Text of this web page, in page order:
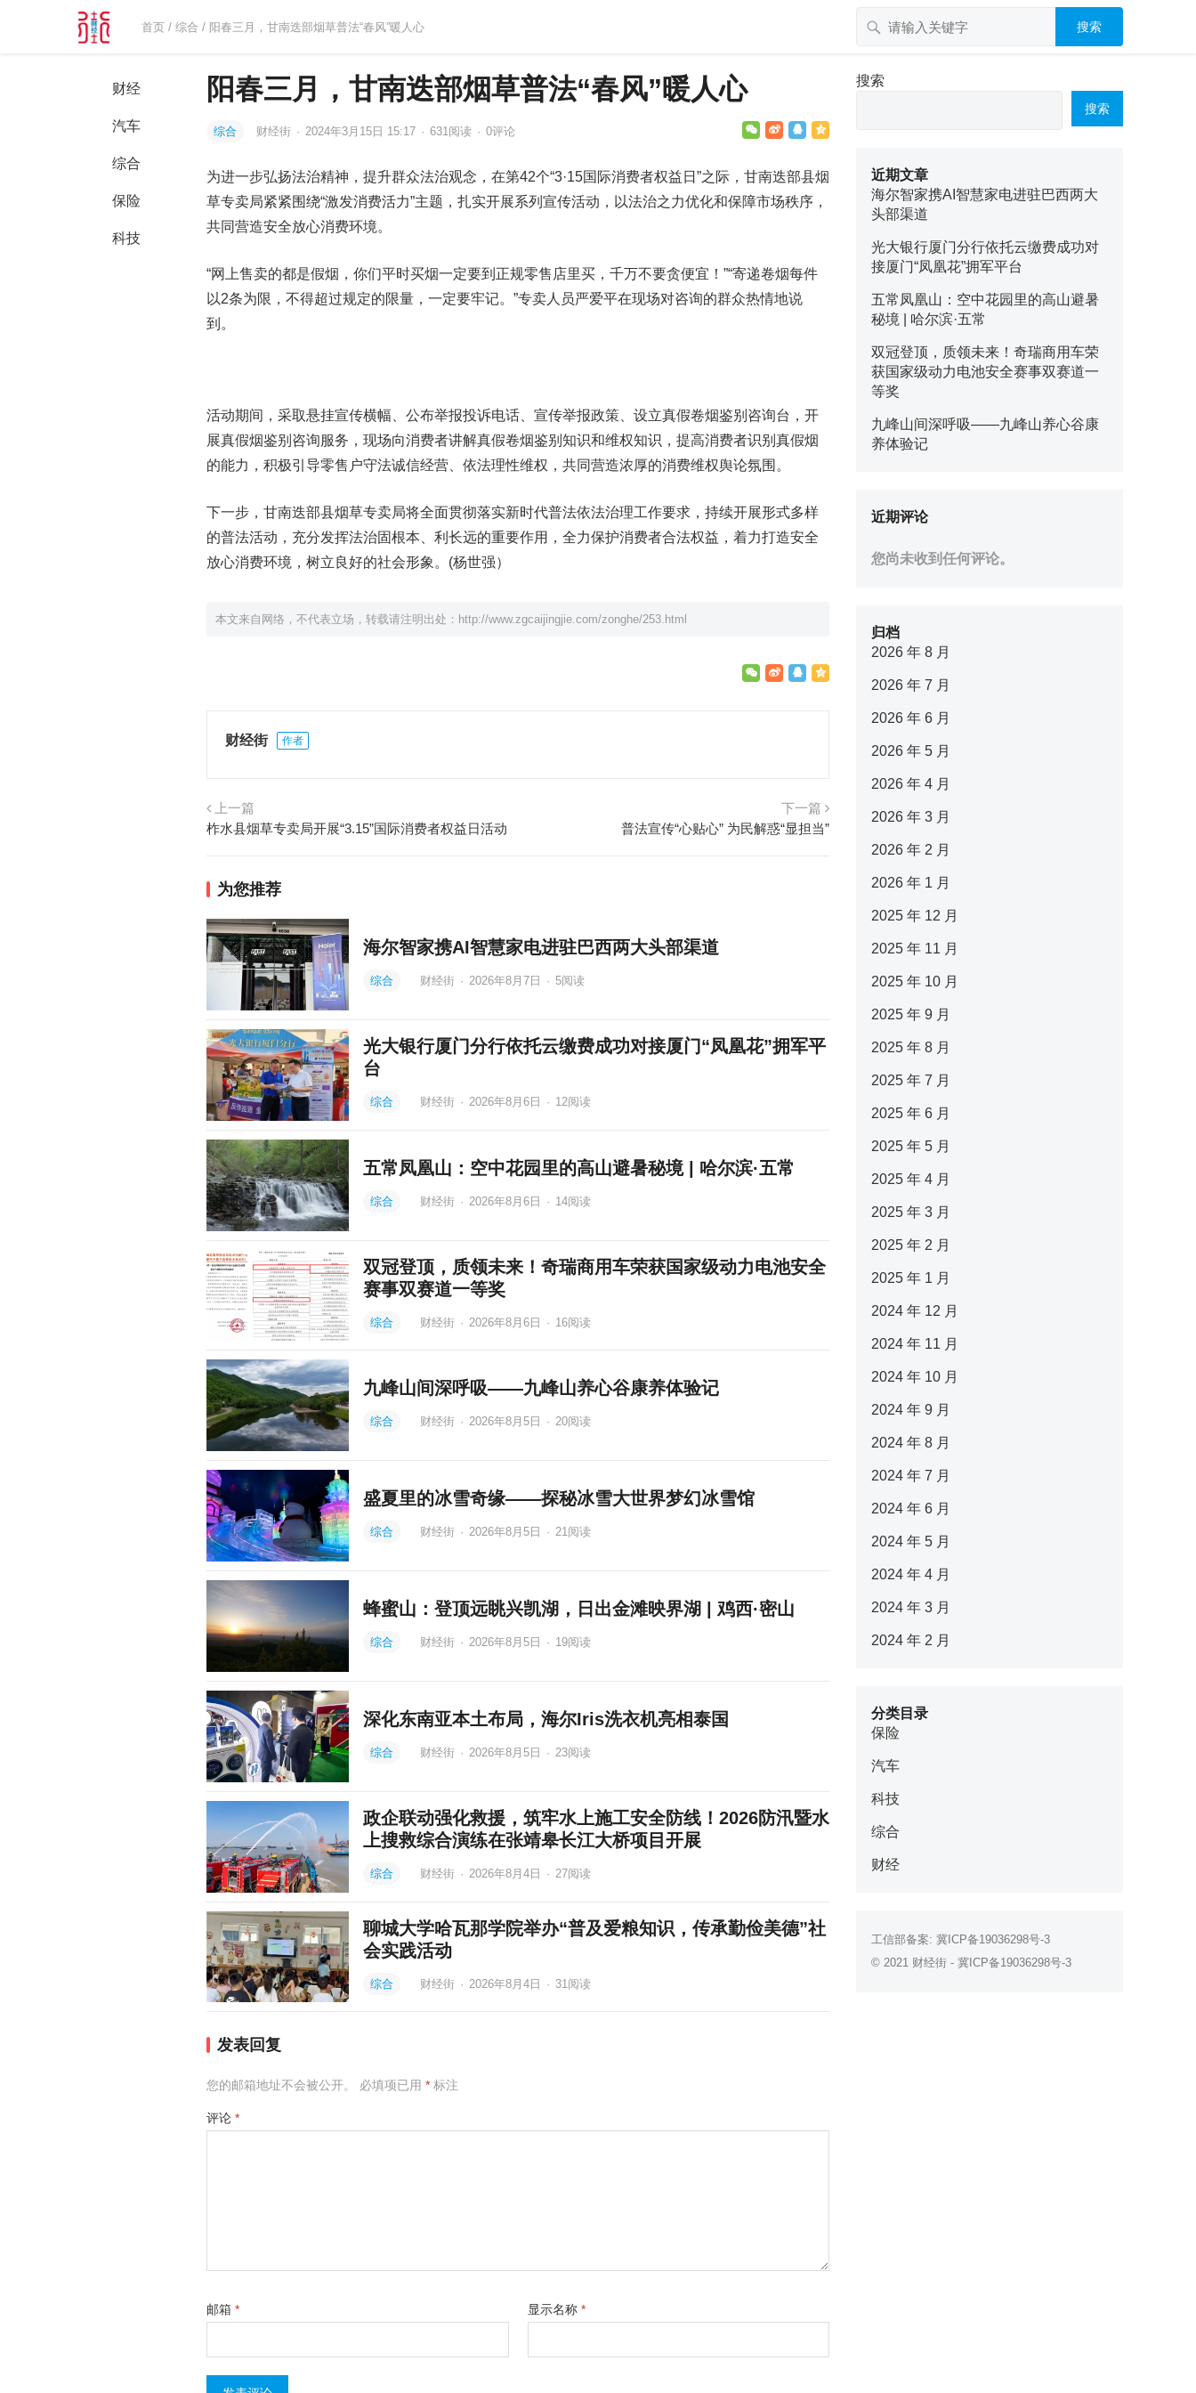
首页 /综合 / 阳春三月，甘南迭部烟草普法“春风”暖人心 搜索
财经
汽车
综合
保险
科技
阳春三月，甘南迭部烟草普法“春风”暖人心
综合 财经街 · 2024年3月15日 15:17 · 631阅读 · 0评论
为进一步弘扬法治精神，提升群众法治观念，在第42个“3·15国际消费者权益日”之际，甘南迭部县烟
草专卖局紧紧围绕“激发消费活力”主题，扎实开展系列宣传活动，以法治之力优化和保障市场秩序，
共同营造安全放心消费环境。
“网上售卖的都是假烟，你们平时买烟一定要到正规零售店里买，千万不要贪便宜！”“寄递卷烟每件
以2条为限，不得超过规定的限量，一定要牢记。”专卖人员严爱平在现场对咨询的群众热情地说
到。
活动期间，采取悬挂宣传横幅、公布举报投诉电话、宣传举报政策、设立真假卷烟鉴别咨询台，开
展真假烟鉴别咨询服务，现场向消费者讲解真假卷烟鉴别知识和维权知识，提高消费者识别真假烟
的能力，积极引导零售户守法诚信经营、依法理性维权，共同营造浓厚的消费维权舆论氛围。
下一步，甘南迭部县烟草专卖局将全面贯彻落实新时代普法依法治理工作要求，持续开展形式多样
的普法活动，充分发挥法治固根本、利长远的重要作用，全力保护消费者合法权益，着力打造安全
放心消费环境，树立良好的社会形象。(杨世强）
本文来自网络，不代表立场，转载请注明出处： http://www.zgcaijingjie.com/zonghe/253.html
财经街 作者
上一篇
柞水县烟草专卖局开展“3.15”国际消费者权益日活动
下一篇
普法宣传“心贴心” 为民解惑“显担当”
为您推荐
海尔智家携AI智慧家电进驻巴西两大头部渠道
综合 财经街 · 2026年8月7日 · 5阅读
光大银行厦门分行依托云缴费成功对接厦门“凤凰花”拥军平
台
综合 财经街 · 2026年8月6日 · 12阅读
五常凤凰山：空中花园里的高山避暑秘境 | 哈尔滨·五常
综合 财经街 · 2026年8月6日 · 14阅读
双冠登顶，质领未来！奇瑞商用车荣获国家级动力电池安全
赛事双赛道一等奖
综合 财经街 · 2026年8月6日 · 16阅读
九峰山间深呼吸——九峰山养心谷康养体验记
综合 财经街 · 2026年8月5日 · 20阅读
盛夏里的冰雪奇缘——探秘冰雪大世界梦幻冰雪馆
综合 财经街 · 2026年8月5日 · 21阅读
蜂蜜山：登顶远眺兴凯湖，日出金滩映界湖 | 鸡西·密山
综合 财经街 · 2026年8月5日 · 19阅读
深化东南亚本土布局，海尔Iris洗衣机亮相泰国
综合 财经街 · 2026年8月5日 · 23阅读
政企联动强化救援，筑牢水上施工安全防线！2026防汛暨水
上搜救综合演练在张靖皋长江大桥项目开展
综合 财经街 · 2026年8月4日 · 27阅读
聊城大学哈瓦那学院举办“普及爱粮知识，传承勤俭美德”社
会实践活动
综合 财经街 · 2026年8月4日 · 31 阅读
发表回复
您的邮箱地址不会被公开。 必填项已用 * 标注
评论 *
显示名称 *
邮箱 *
搜索
搜索
近期文章
海尔智家携AI智慧家电进驻巴西两大
头部渠道
光大银行厦门分行依托云缴费成功对
接厦门“凤凰花”拥军平台
五常凤凰山：空中花园里的高山避暑
秘境 | 哈尔滨·五常
双冠登顶，质领未来！奇瑞商用车荣
获国家级动力电池安全赛事双赛道一
等奖
九峰山间深呼吸——九峰山养心谷康
养体验记
近期评论
您尚未收到任何评论。
归档
2026 年 8 月
2026 年 7 月
2026 年 6 月
2026 年 5 月
2026 年 4 月
2026 年 3 月
2026 年 2 月
2026 年 1 月
2025 年 12 月
2025 年 11 月
2025 年 10 月
2025 年 9 月
2025 年 8 月
2025 年 7 月
2025 年 6 月
2025 年 5 月
2025 年 4 月
2025 年 3 月
2025 年 2 月
2025 年 1 月
2024 年 12 月
2024 年 11 月
2024 年 10 月
2024 年 9 月
2024 年 8 月
2024 年 7 月
2024 年 6 月
2024 年 5 月
2024 年 4 月
2024 年 3 月
2024 年 2 月
分类目录
保险
汽车
科技
综合
财经
工信部备案: 冀ICP备19036298号-3
© 2021 财经街 - 冀ICP备19036298号-3